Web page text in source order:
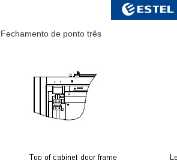
Fechamento de ponto três